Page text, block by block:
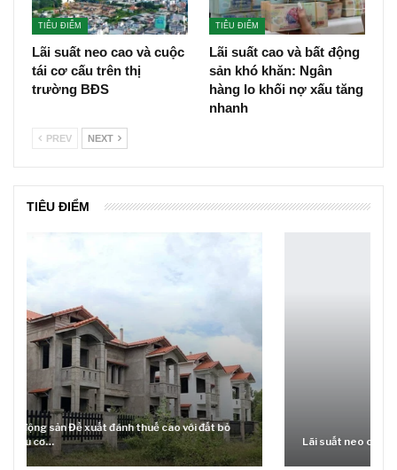
TIÊU ĐIỂM
Lãi suất neo cao và cuộc
tái cơ cấu trên thị
trường BĐS
TIÊU ĐIỂM
Lãi suất cao và bất động
sản khó khăn: Ngân
hàng lo khối nợ xấu tăng
nhanh
PREV NEXT
TIÊU ĐIỂM
Lãi suất neo cao và cuộc tái cơ cấu trên thị trường BĐS